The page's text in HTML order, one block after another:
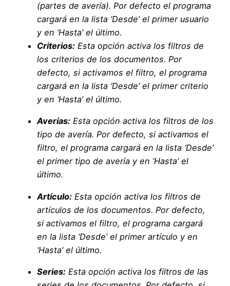
(partes de avería). Por defecto el programa
cargará en la lista ‘Desde’ el primer usuario
y en ‘Hasta’ el último.
Criterios: Esta opción activa los filtros de
los criterios de los documentos. Por
defecto, si activamos el filtro, el programa
cargará en la lista ‘Desde’ el primer criterio
y en ‘Hasta’ el último.
Averías: Esta opción activa los filtros de los
tipo de avería. Por defecto, si activamos el
filtro, el programa cargará en la lista ‘Desde’
el primer tipo de avería y en ‘Hasta’ el
último.
Artículo: Esta opción activa los filtros de
artículos de los documentos. Por defecto,
si activamos el filtro, el programa cargará
en la lista ‘Desde’ el primer artículo y en
‘Hasta’ el último.
Series: Esta opción activa los filtros de las